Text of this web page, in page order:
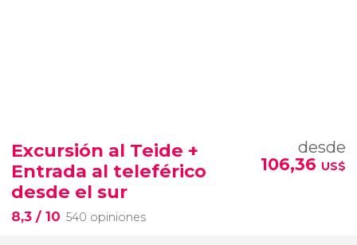
Excursión al Teide +
Entrada al teleférico
desde el sur
8,3 / 10 540 opiniones
desde
106,36 US$